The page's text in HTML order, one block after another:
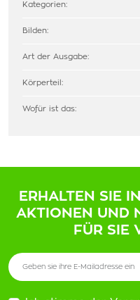
Kategorien:
Bilden:
Art der Ausgabe:
Körperteil:
Wofür ist das:
ERHALTEN SIE
AKTIONEN UND
FÜR SIE